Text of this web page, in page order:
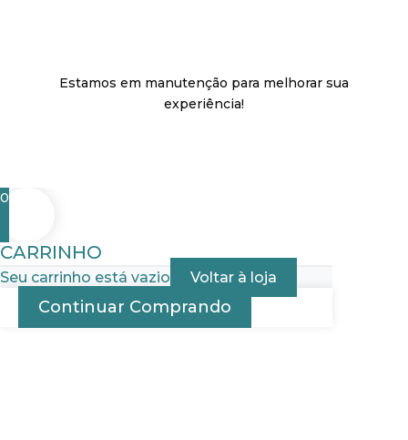
Estamos em manutenção para melhorar sua
experiência!
0
CARRINHO
Seu carrinho está vazio Voltar à loja
Continuar Comprando